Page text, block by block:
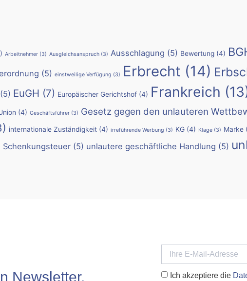
Arbeitnehmer (3) Ausgleichsanspruch (3) Ausschlagung (5) Bewertung (4)
(5) einstweilige Verfügung (3) Erbrecht (14)
(5) EuGH (7) Europäischer Gerichtshof (4) Frankreich
(4) Geschäftsführer (3) Gesetz gegen den unlauteren
internationale Zuständigkeit (4) irreführende Werbung (3) KG (4) Klage (3) Marke
Schenkungsteuer (5) unlautere geschäftliche Handlung (5)
Newsletter. Ich akzeptiere die